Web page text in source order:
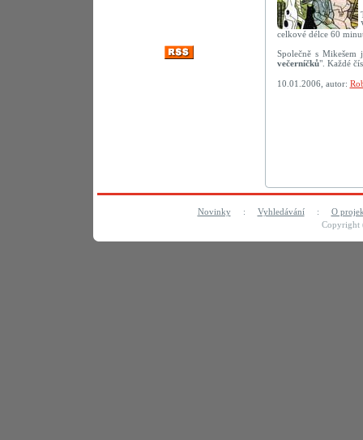
celkové délce 60
Společně s
večerníčků". Každé
10.01.2006, autor:
Novinky: Vyhledávání: O
Copyright